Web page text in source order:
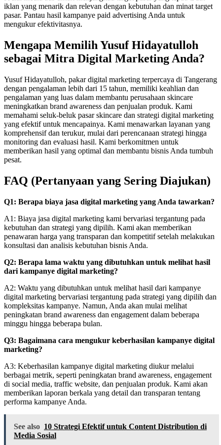
iklan yang menarik dan relevan dengan kebutuhan dan minat target
pasar. Pantau hasil kampanye paid advertising Anda untuk
mengukur efektivitasnya.
Mengapa Memilih Yusuf Hidayatulloh
sebagai Mitra Digital Marketing Anda?
Yusuf Hidayatulloh, pakar digital marketing terpercaya di Tangerang
dengan pengalaman lebih dari 15 tahun, memiliki keahlian dan
pengalaman yang luas dalam membantu perusahaan skincare
meningkatkan brand awareness dan penjualan produk. Kami
memahami seluk-beluk pasar skincare dan strategi digital marketing
yang efektif untuk mencapainya. Kami menawarkan layanan yang
komprehensif dan terukur, mulai dari perencanaan strategi hingga
monitoring dan evaluasi hasil. Kami berkomitmen untuk
memberikan hasil yang optimal dan membantu bisnis Anda tumbuh
pesat.
FAQ (Pertanyaan yang Sering Diajukan)
Q1: Berapa biaya jasa digital marketing yang Anda tawarkan?
A1: Biaya jasa digital marketing kami bervariasi tergantung pada
kebutuhan dan strategi yang dipilih. Kami akan memberikan
penawaran harga yang transparan dan kompetitif setelah melakukan
konsultasi dan analisis kebutuhan bisnis Anda.
Q2: Berapa lama waktu yang dibutuhkan untuk melihat hasil
dari kampanye digital marketing?
A2: Waktu yang dibutuhkan untuk melihat hasil dari kampanye
digital marketing bervariasi tergantung pada strategi yang dipilih dan
kompleksitas kampanye. Namun, Anda akan mulai melihat
peningkatan brand awareness dan engagement dalam beberapa
minggu hingga beberapa bulan.
Q3: Bagaimana cara mengukur keberhasilan kampanye digital
marketing?
A3: Keberhasilan kampanye digital marketing diukur melalui
berbagai metrik, seperti peningkatan brand awareness, engagement
di social media, traffic website, dan penjualan produk. Kami akan
memberikan laporan berkala yang detail dan transparan tentang
performa kampanye Anda.
See also 10 Strategi Efektif untuk Content Distribution di
Media Sosial